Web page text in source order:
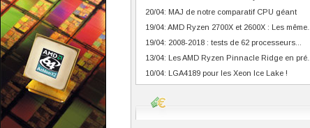
20/04: MAJ de notre comparatif CPU géant
19/04: AMD Ryzen 2700X et 2600X : Les même...
19/04: 2008-2018 : tests de 62 processeurs...
13/04: Les AMD Ryzen Pinnacle Ridge en pré...
10/04: LGA4189 pour les Xeon Ice Lake !